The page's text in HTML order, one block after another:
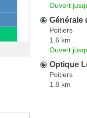
Ouvert
Générale
Poitiers
1.6 km
Ouvert
Optique
Poitiers
1.8 km